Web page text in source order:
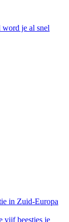
je al snel
in Zuid-Europa
vijf beestjes je